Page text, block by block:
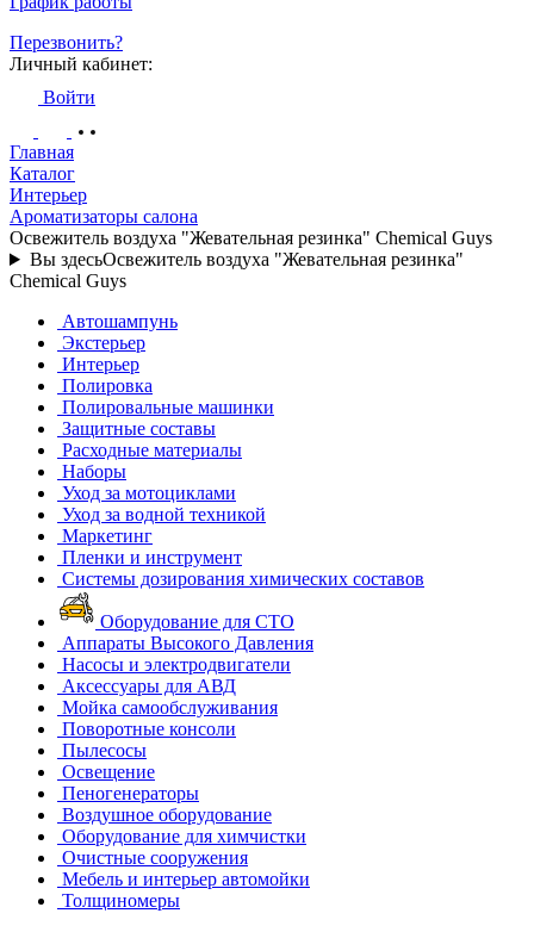
Перезвонить?
Личный кабинет:
Войти
Главная
Каталог
Интерьер
Ароматизаторы салона
Освежитель воздуха "Жевательная резинка" Chemical Guys
Вы здесьОсвежитель воздуха "Жевательная резинка"
Chemical Guys
Автошампунь
Экстерьер
Интерьер
Полировка
Полировальные машинки
Защитные составы
Расходные материалы
Наборы
Уход за мотоциклами
Уход за водной техникой
Маркетинг
Пленки и инструмент
Системы дозирования химических составов
Оборудование для СТО
Аппараты Высокого Давления
Насосы и электродвигатели
Аксессуары для АВД
Мойка самообслуживания
Поворотные консоли
Пылесосы
Освещение
Пеногенераторы
Воздушное оборудование
Оборудование для химчистки
Очистные сооружения
Мебель и интерьер автомойки
Толщиномеры